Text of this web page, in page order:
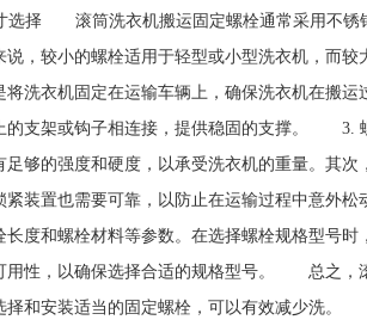
滚筒洗衣机搬运固定螺栓通常采用不锈钢
说，较小的螺栓适用于轻型或小型洗衣机，
衣机固定在运输车辆上，确保洗衣机在搬运
的支架或钩子相连接，提供稳固的支撑。
够的强度和硬度，以承受洗衣机的重量。其
紧装置也需要可靠，以防止在运输过程中
度和螺栓材料等参数。在选择螺栓规格型号
用性，以确保选择合适的规格型号。 总之，
和安装适当的固定螺栓，可以有效减少洗。